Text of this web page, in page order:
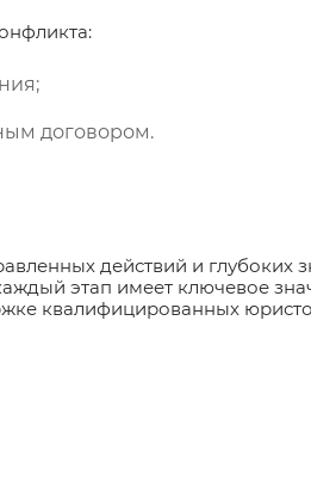
договором.
действий и глубоких
этап имеет ключевое
квалифицированных